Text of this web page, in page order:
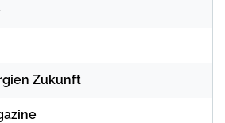
Zukunft